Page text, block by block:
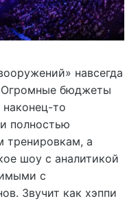
навсегда
Огромные бюджеты
то
полностью
тренировкам, а
шоу с аналитикой
с
Звучит как хэппи